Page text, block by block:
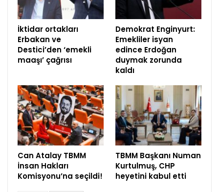
İktidar ortakları
Erbakan ve
Destici’den ‘emekli
maaşı’ çağrısı
Demokrat Enginyurt:
Emekliler isyan
edince Erdoğan
duymak zorunda
kaldı
Can Atalay TBMM
İnsan Hakları
Komisyonu’na seçildi!
TBMM Başkanı Numan
Kurtulmuş, CHP
heyetini kabul etti